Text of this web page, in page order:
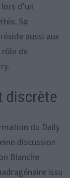
d’un
Sa
aussi aux
de
discrète
du Daily
discussion
Blanche.
issu